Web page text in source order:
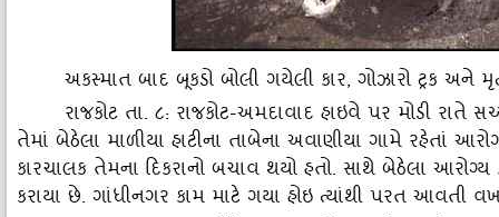
અકસ્‍માત બાદ બૂકડો બોલી ગયેલી કાર, ગોઝારો ટ્રક અને
રાજકોટ તા. ૮: રાજકોટ-અમદાવાદ હાઇવે પર મોડી રાતે
તેમાં બેઠેલા માળીયા હાટીના તાબેના અવાણીયા ગામે રહેતાં
કારચાલક તેમના દિકરાનો બચાવ થયો હતો. સાથે બેઠેલા આરોગ્‍ય
કરાયા છે. ગાંધીનગર કામ માટે ગયા હોઇ ત્‍યાંથી પરત આવતી